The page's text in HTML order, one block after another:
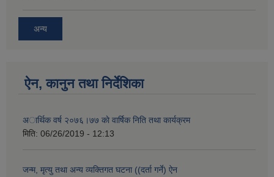
अन्य
ऐन, कानुन तथा निर्देशिका
अार्थिक वर्ष २०७६।७७ काे वार्षिक निति तथा कार्यक्रम
मिति: 06/26/2019 - 12:13
जन्म, मृत्यु तथा अन्य व्यक्तिगत घटना ((दर्ता गर्ने) ऐन